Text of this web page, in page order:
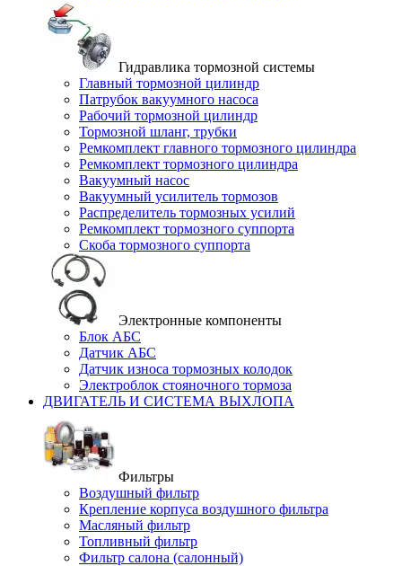
Гидравлика тормозной системы
Главный тормозной цилиндр
Патрубок вакуумного насоса
Рабочий тормозной цилиндр
Тормозной шланг, трубки
Ремкомплект главного тормозного цилиндра
Ремкомплект тормозного цилиндра
Вакуумный насос
Вакуумный усилитель тормозов
Распределитель тормозных усилий
Ремкомплект тормозного суппорта
Скоба тормозного суппорта
Электронные компоненты
Блок АБС
Датчик АБС
Датчик износа тормозных колодок
Электроблок стояночного тормоза
ДВИГАТЕЛЬ И СИСТЕМА ВЫХЛОПА
Фильтры
Воздушный фильтр
Крепление корпуса воздушного фильтра
Масляный фильтр
Топливный фильтр
Фильтр салона (салонный)